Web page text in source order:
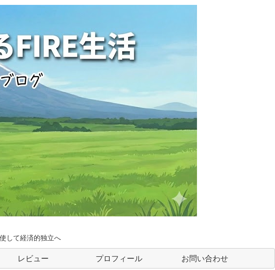
して経済的独立へ
レビュー プロフィール お問い合わせ